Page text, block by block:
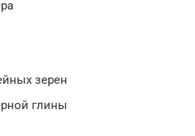
зерен
глины